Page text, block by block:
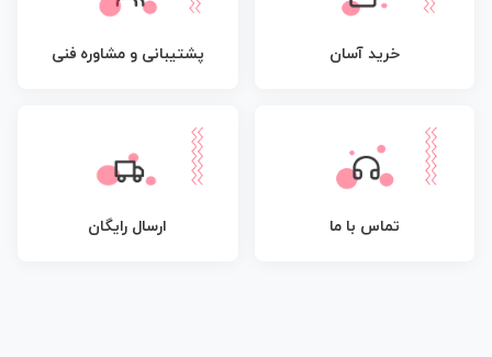
خرید آسان پشتیبانی و مشاوره فنی
تماس با ما ارسال رایگان